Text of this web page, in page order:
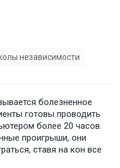
независимости
болезненное
готовы проводить
более 20 часов.
проигрыши, они
ставя на кон все